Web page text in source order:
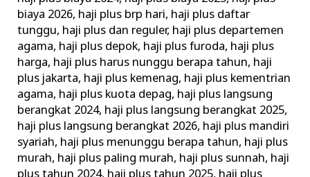
biaya 2026, haji plus brp hari, haji plus daftar
tunggu, haji plus dan reguler, haji plus departemen
agama, haji plus depok, haji plus furoda, haji plus
harga, haji plus harus nunggu berapa tahun, haji
plus jakarta, haji plus kemenag, haji plus kementrian
agama, haji plus kuota depag, haji plus langsung
berangkat 2024, haji plus langsung berangkat 2025,
haji plus langsung berangkat 2026, haji plus mandiri
syariah, haji plus menunggu berapa tahun, haji plus
murah, haji plus paling murah, haji plus sunnah, haji